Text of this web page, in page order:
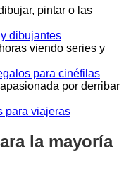
pintar o las
dibujantes
viendo series y
para cinéfilas
apasionada por derribar
para viajeras
la mayoría